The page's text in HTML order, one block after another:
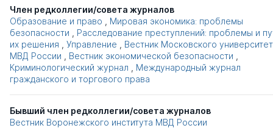
Член редколлегии/совета журналов
Образование и право
Мировая экономика: проблемы
безопасности
Расследование преступлений: проблемы и
их решения
Управление
Вестник Московского
МВД России
Вестник экономической безопасности
Криминологический журнал
Международный журнал
гражданского и торгового права
Бывший член редколлегии/совета журналов
Вестник Воронежского института МВД России